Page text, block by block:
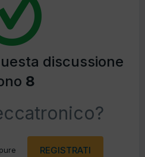
discussione
8
REGISTRATI